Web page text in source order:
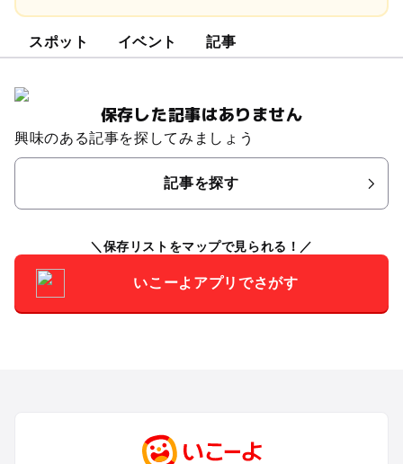
スポット イベント 記事
保存した記事はありません
興味のある記事を探してみましょう
記事を探す
保存リストをマップで見られる！
いこーよアプリでさがす